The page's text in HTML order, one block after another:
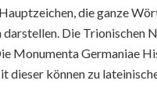
die ganze
Die Trionischen
Monumenta Germaniae
dieser können zu